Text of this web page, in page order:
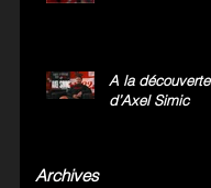
A la découverte
d’Axel Simic
Archives